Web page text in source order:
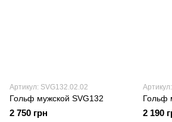
Артикул: SVG132.02.02
Гольф мужской SVG132
2 750 грн
Гольф
2 190